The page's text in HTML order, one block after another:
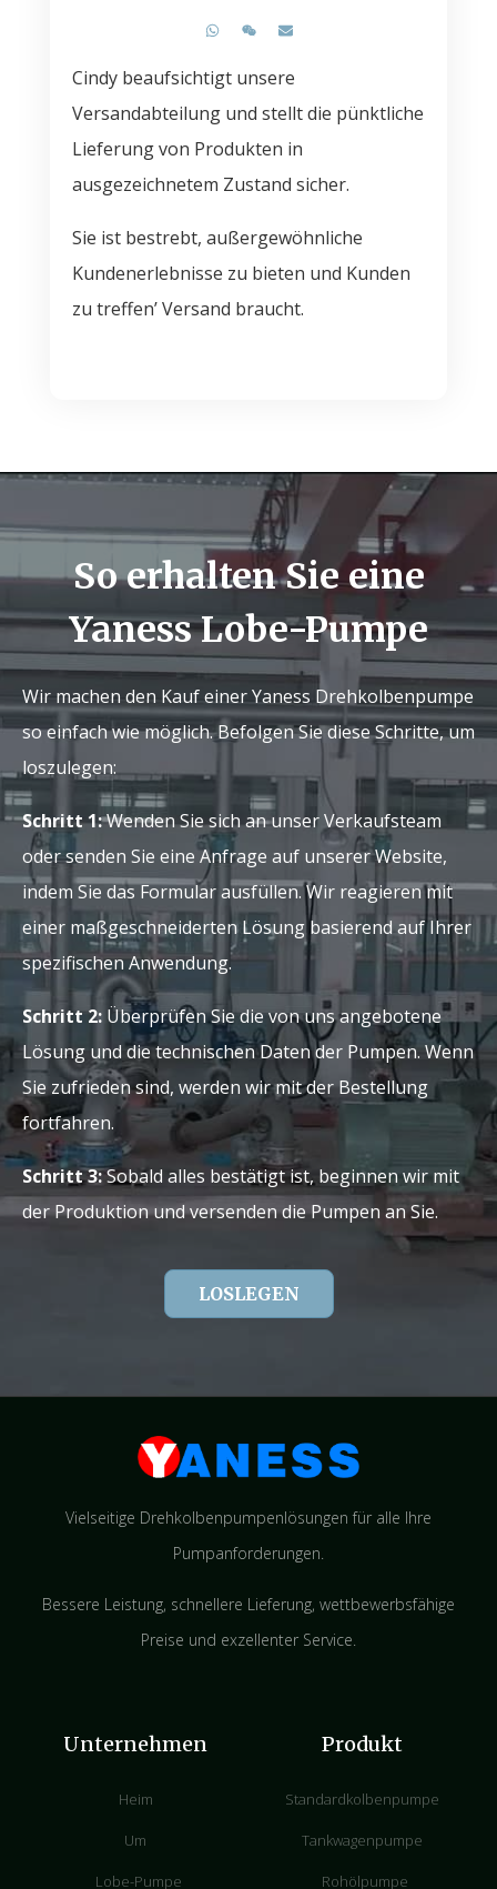
Cindy beaufsichtigt unsere
Versandabteilung und stellt die pünktliche
Lieferung von Produkten in
ausgezeichnetem Zustand sicher.
Sie ist bestrebt, außergewöhnliche
Kundenerlebnisse zu bieten und Kunden
zu treffen’ Versand braucht.
So erhalten Sie eine
Yaness Lobe-Pumpe
Wir machen den Kauf einer Yaness Drehkolbenpumpe
so einfach wie möglich. Befolgen Sie diese Schritte, um
loszulegen:
Schritt 1:Wenden Sie sich an unser Verkaufsteam
oder senden Sie eine Anfrage auf unserer Website,
indem Sie das Formular ausfüllen. Wir reagieren mit
einer maßgeschneiderten Lösung basierend auf Ihrer
spezifischen Anwendung.
Schritt 2: Überprüfen Sie die von uns angebotene
Lösung und die technischen Daten der Pumpen. Wenn
Sie zufrieden sind, werden wir mit der Bestellung
fortfahren.
Schritt 3:Sobald alles bestätigt ist, beginnen wir mit
der Produktion und versenden die Pumpen an Sie.
LOSLEGEN
Vielseitige Drehkolbenpumpenlösungen für alle Ihre
Pumpanforderungen.
Bessere Leistung, schnellere Lieferung, wettbewerbsfähige
Preise und exzellenter Service.
Unternehmen
Heim
Um
Lobe-Pumpe
Produkt
Standardkolbenpumpe
Tankwagenpumpe
Rohölpumpe